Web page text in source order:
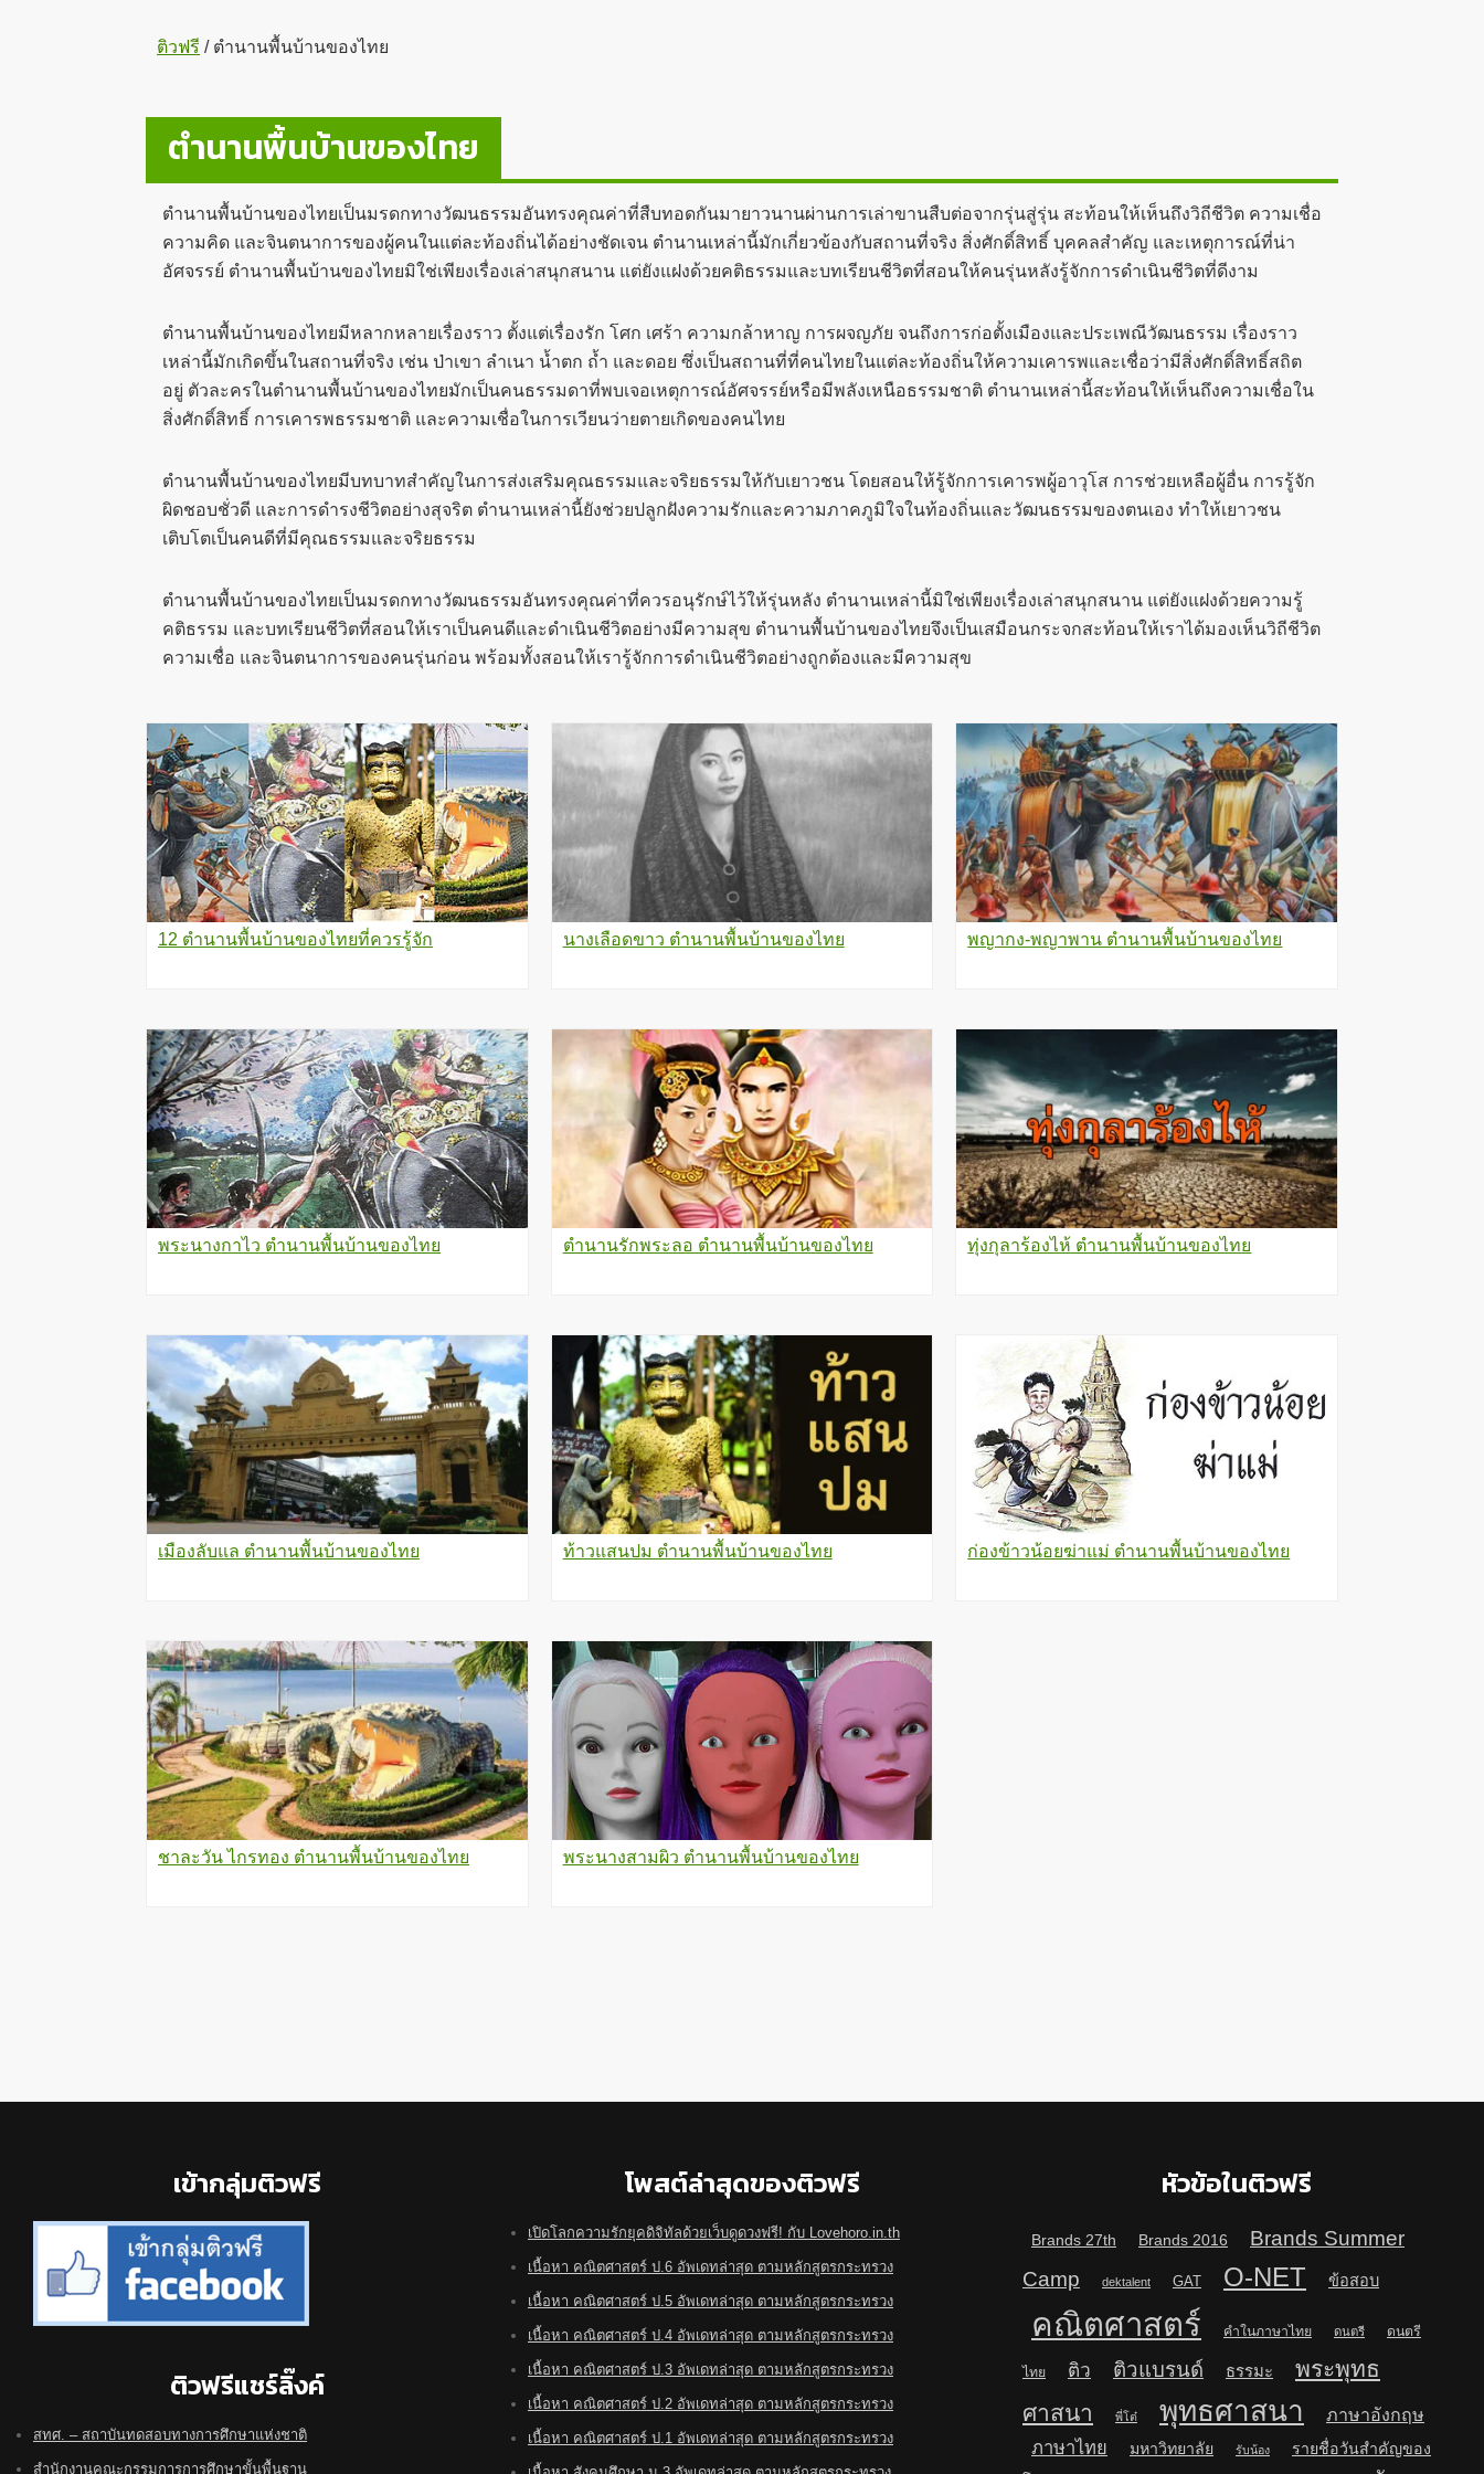
ติวฟรี /ตำนานพื้นบ้านของไทย
ตำนานพื้นบ้านของไทย
ตำนานพื้นบ้านของไทยเป็นมรดกทางวัฒนธรรมอันทรงคุณค่าที่สืบทอดกันมายาวนานผ่านการเล่าขานสืบต่อจากรุ่นสู่รุ่น สะท้อนให้เห็นถึงวิถีชีวิต ความเชื่อ
ความคิด และจินตนาการของผู้คนในแต่ละท้องถิ่นได้อย่างชัดเจน ตำนานเหล่านี้มักเกี่ยวข้องกับสถานที่จริง สิ่งศักดิ์สิทธิ์ บุคคลสำคัญ และเหตุการณ์ที่น่า
อัศจรรย์ ตำนานพื้นบ้านของไทยมิใช่เพียงเรื่องเล่าสนุกสนาน แต่ยังแฝงด้วยคติธรรมและบทเรียนชีวิตที่สอนให้คนรุ่นหลังรู้จักการดำเนินชีวิตที่ดีงาม
ตำนานพื้นบ้านของไทยมีหลากหลายเรื่องราว ตั้งแต่เรื่องรัก โศก เศร้า ความกล้าหาญ การผจญภัย จนถึงการก่อตั้งเมืองและประเพณีวัฒนธรรม เรื่องราว
เหล่านี้มักเกิดขึ้นในสถานที่จริง เช่น ป่าเขา ลำเนา น้ำตก ถ้ำ และดอย ซึ่งเป็นสถานที่ที่คนไทยในแต่ละท้องถิ่นให้ความเคารพและเชื่อว่ามีสิ่งศักดิ์สิทธิ์สถิต
อยู่ ตัวละครในตำนานพื้นบ้านของไทยมักเป็นคนธรรมดาที่พบเจอเหตุการณ์อัศจรรย์หรือมีพลังเหนือธรรมชาติ ตำนานเหล่านี้สะท้อนให้เห็นถึงความเชื่อใน
สิ่งศักดิ์สิทธิ์ การเคารพธรรมชาติ และความเชื่อในการเวียนว่ายตายเกิดของคนไทย
ตำนานพื้นบ้านของไทยมีบทบาทสำคัญในการส่งเสริมคุณธรรมและจริยธรรมให้กับเยาวชน โดยสอนให้รู้จักการเคารพผู้อาวุโส การช่วยเหลือผู้อื่น การรู้จัก
ผิดชอบชั่วดี และการดำรงชีวิตอย่างสุจริต ตำนานเหล่านี้ยังช่วยปลูกฝังความรักและความภาคภูมิใจในท้องถิ่นและวัฒนธรรมของตนเอง ทำให้เยาวชน
เติบโตเป็นคนดีที่มีคุณธรรมและจริยธรรม
ตำนานพื้นบ้านของไทยเป็นมรดกทางวัฒนธรรมอันทรงคุณค่าที่ควรอนุรักษ์ไว้ให้รุ่นหลัง ตำนานเหล่านี้มิใช่เพียงเรื่องเล่าสนุกสนาน แต่ยังแฝงด้วยความรู้
คติธรรม และบทเรียนชีวิตที่สอนให้เราเป็นคนดีและดำเนินชีวิตอย่างมีความสุข ตำนานพื้นบ้านของไทยจึงเป็นเสมือนกระจกสะท้อนให้เราได้มองเห็นวิถีชีวิต
ความเชื่อ และจินตนาการของคนรุ่นก่อน พร้อมทั้งสอนให้เรารู้จักการดำเนินชีวิตอย่างถูกต้องและมีความสุข
12 ตำนานพื้นบ้านของไทยที่ควรรู้จัก นางเลือดขาว ตำนานพื้นบ้านของไทย พญากง-พญาพาน ตำนานพื้นบ้านของไทย
พระนางกาไว ตำนานพื้นบ้านของไทย ตำนานรักพระลอ ตำนานพื้นบ้านของไทย ทุ่งกุลาร้องไห้ ตำนานพื้นบ้านของไทย
เมืองลับแล ตำนานพื้นบ้านของไทย ท้าวแสนปม ตำนานพื้นบ้านของไทย ก่องข้าวน้อยฆ่าแม่ ตำนานพื้นบ้านของไทย
ชาละวัน ไกรทอง ตำนานพื้นบ้านของไทย พระนางสามผิว ตำนานพื้นบ้านของไทย
เข้ากลุ่มติวฟรี
ติวฟรีแชร์ลิ๊งค์
สทศ. – สถาบันทดสอบทางการศึกษาแห่งชาติ
สำนักงานคณะกรรมการการศึกษาขั้นพื้นฐาน
โพสต์ล่าสุดของติวฟรี
เปิดโลกความรักยุคดิจิทัลด้วยเว็บดูดวงฟรี! กับ Lovehoro.in.th
เนื้อหา คณิตศาสตร์ ป.6 อัพเดทล่าสุด ตามหลักสูตรกระทรวง
เนื้อหา คณิตศาสตร์ ป.5 อัพเดทล่าสุด ตามหลักสูตรกระทรวง
เนื้อหา คณิตศาสตร์ ป.4 อัพเดทล่าสุด ตามหลักสูตรกระทรวง
เนื้อหา คณิตศาสตร์ ป.3 อัพเดทล่าสุด ตามหลักสูตรกระทรวง
เนื้อหา คณิตศาสตร์ ป.2 อัพเดทล่าสุด ตามหลักสูตรกระทรวง
เนื้อหา คณิตศาสตร์ ป.1 อัพเดทล่าสุด ตามหลักสูตรกระทรวง
หัวข้อในติวฟรี
Brands 27th Brands 2016
Brands Summer
Camp
dektalent GAT O-NET ข้อสอบ
คณิตศาสตร์ คำในภาษาไทย ดนตรี ดนตรี
ไทย ติว ติวแบรนด์ ธรรมะ
พระพุทธ
ศาสนา
พี่โต๋ พุทธศาสนา ภาษาอังกฤษ
ภาษาไทย มหาวิทยาลัย รับน้อง
รายชื่อวันสำคัญของ